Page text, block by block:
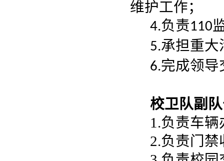
维护工作；
4.负责110
5.承担重大
6.完成领导
校卫队副
1.负责车
2.负责门